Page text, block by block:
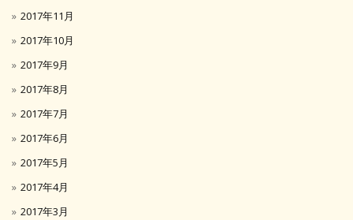
2017年11月
2017年10月
2017年9月
2017年8月
2017年7月
2017年6月
2017年5月
2017年4月
2017年3月